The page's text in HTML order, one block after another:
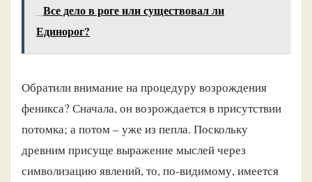
Все дело в роге или существовал ли
Единорог?
Обратили внимание на процедуру возрождения
феникса? Сначала, он возрождается в присутствии
потомка; а потом – уже из пепла. Поскольку
древним присуще выражение мыслей через
символизацию явлений, то, по-видимому, имеется